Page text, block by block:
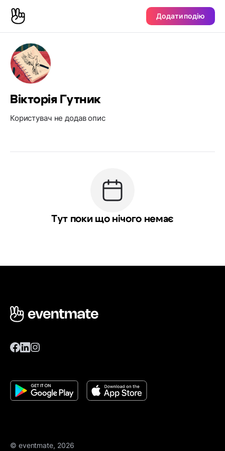
Додати подію
Вікторія Гутник
Користувач не додав опис
Тут поки що нічого немає
© eventmate, 2026